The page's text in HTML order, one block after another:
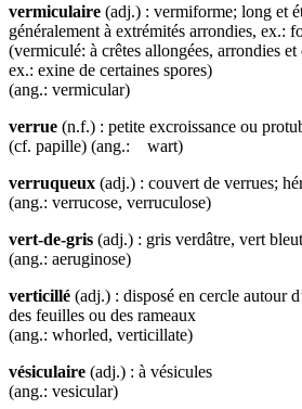
vermiculaire (adj.) : vermiforme; long et
généralement à extrémités arrondies, ex.:
(vermiculé: à crêtes allongées, arrondies
ex.: exine de certaines spores)
(ang.: vermicular)
verrue (n.f.) : petite excroissance ou
(cf. papille) (ang.: wart)
verruqueux (adj.) : couvert de verrues;
(ang.: verrucose, verruculose)
vert-de-gris (adj.) : gris verdâtre, vert
(ang.: aeruginose)
verticillé (adj.) : disposé en cercle autour
des feuilles ou des rameaux
(ang.: whorled, verticillate)
vésiculaire (adj.) : à vésicules
(ang.: vesicular)